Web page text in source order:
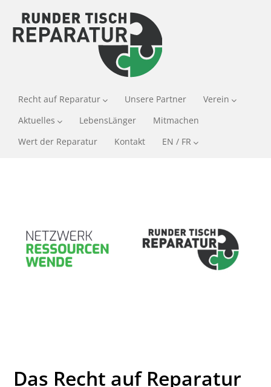
Recht auf Reparatur Unsere Partner
Verein
Aktuelles
LebensLänger
Mitmachen
Wert der Reparatur
Kontakt EN / FR
Das Recht auf Reparatur